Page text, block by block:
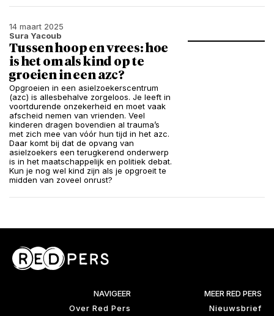
14 maart 2025
Sura Yacoub
Tussen hoop en vrees: hoe
is het om als kind op te
groeien in een azc?
Opgroeien in een asielzoekerscentrum
(azc) is allesbehalve zorgeloos. Je leeft in
voortdurende onzekerheid en moet vaak
afscheid nemen van vrienden. Veel
kinderen dragen bovendien al trauma’s
met zich mee van vóór hun tijd in het azc.
Daar komt bij dat de opvang van
asielzoekers een terugkerend onderwerp
is in het maatschappelijk en politiek debat.
Kun je nog wel kind zijn als je opgroeit te
midden van zoveel onrust?
NAVIGEER
Over Red Pers
MEER RED PERS
Nieuwsbrief